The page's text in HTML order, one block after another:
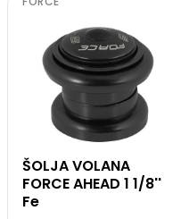
ŠOLJA VOLANA
FORCE AHEAD 1 1/8''
Fe